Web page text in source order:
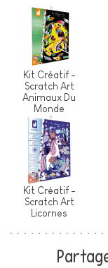
Kit Créatif -
Scratch Art
Animaux Du
Monde
Kit Créatif -
Scratch Art
Licornes